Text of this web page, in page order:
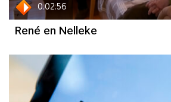
0:02:56
René en Nelleke